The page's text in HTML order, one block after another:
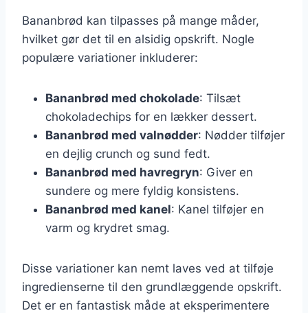
Bananbrød kan tilpasses på mange måder,
hvilket gør det til en alsidig opskrift. Nogle
populære variationer inkluderer:
Bananbrød med chokolade: Tilsæt
chokoladechips for en lækker dessert.
Bananbrød med valnødder: Nødder tilføjer
en dejlig crunch og sund fedt.
Bananbrød med havregryn: Giver en
sundere og mere fyldig konsistens.
Bananbrød med kanel: Kanel tilføjer en
varm og krydret smag.
Disse variationer kan nemt laves ved at tilføje
ingredienserne til den grundlæggende opskrift.
Det er en fantastisk måde at eksperimentere